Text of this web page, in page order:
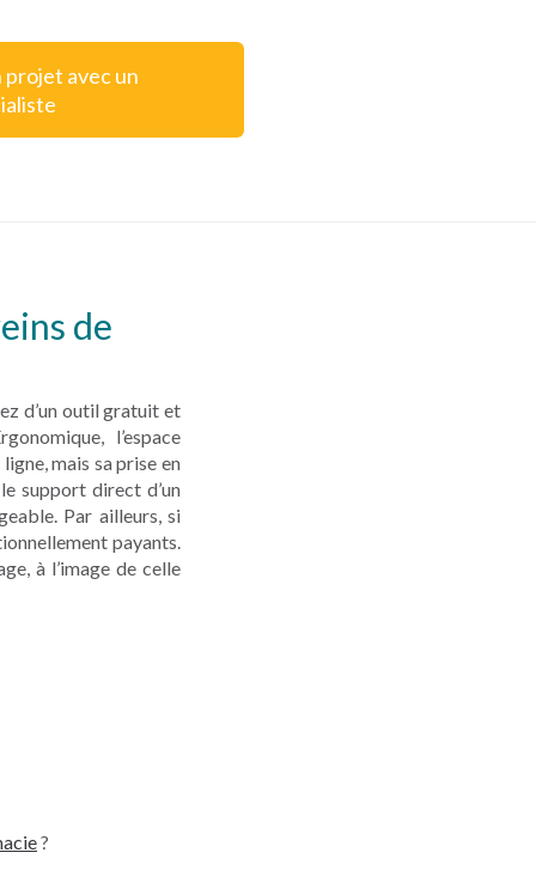
projet avec un
de
d’un outil gratuit et
l’espace
mais sa prise en
support direct d’un
Par ailleurs, si
payants.
à l’image de celle
?